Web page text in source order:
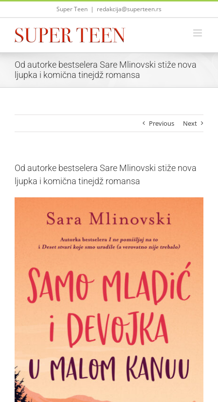
Skip
Super Teen | redakcija@superteen.rs
Od autorke bestselera Sare Mlinovski stiže nova
ljupka i komična tinejdž romansa
Previous Next
Od autorke bestselera Sare Mlinovski stiže nova
ljupka i komična tinejdž romansa